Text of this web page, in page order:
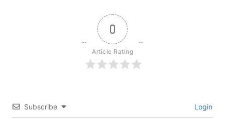
0
Article Rating
Subscribe Login